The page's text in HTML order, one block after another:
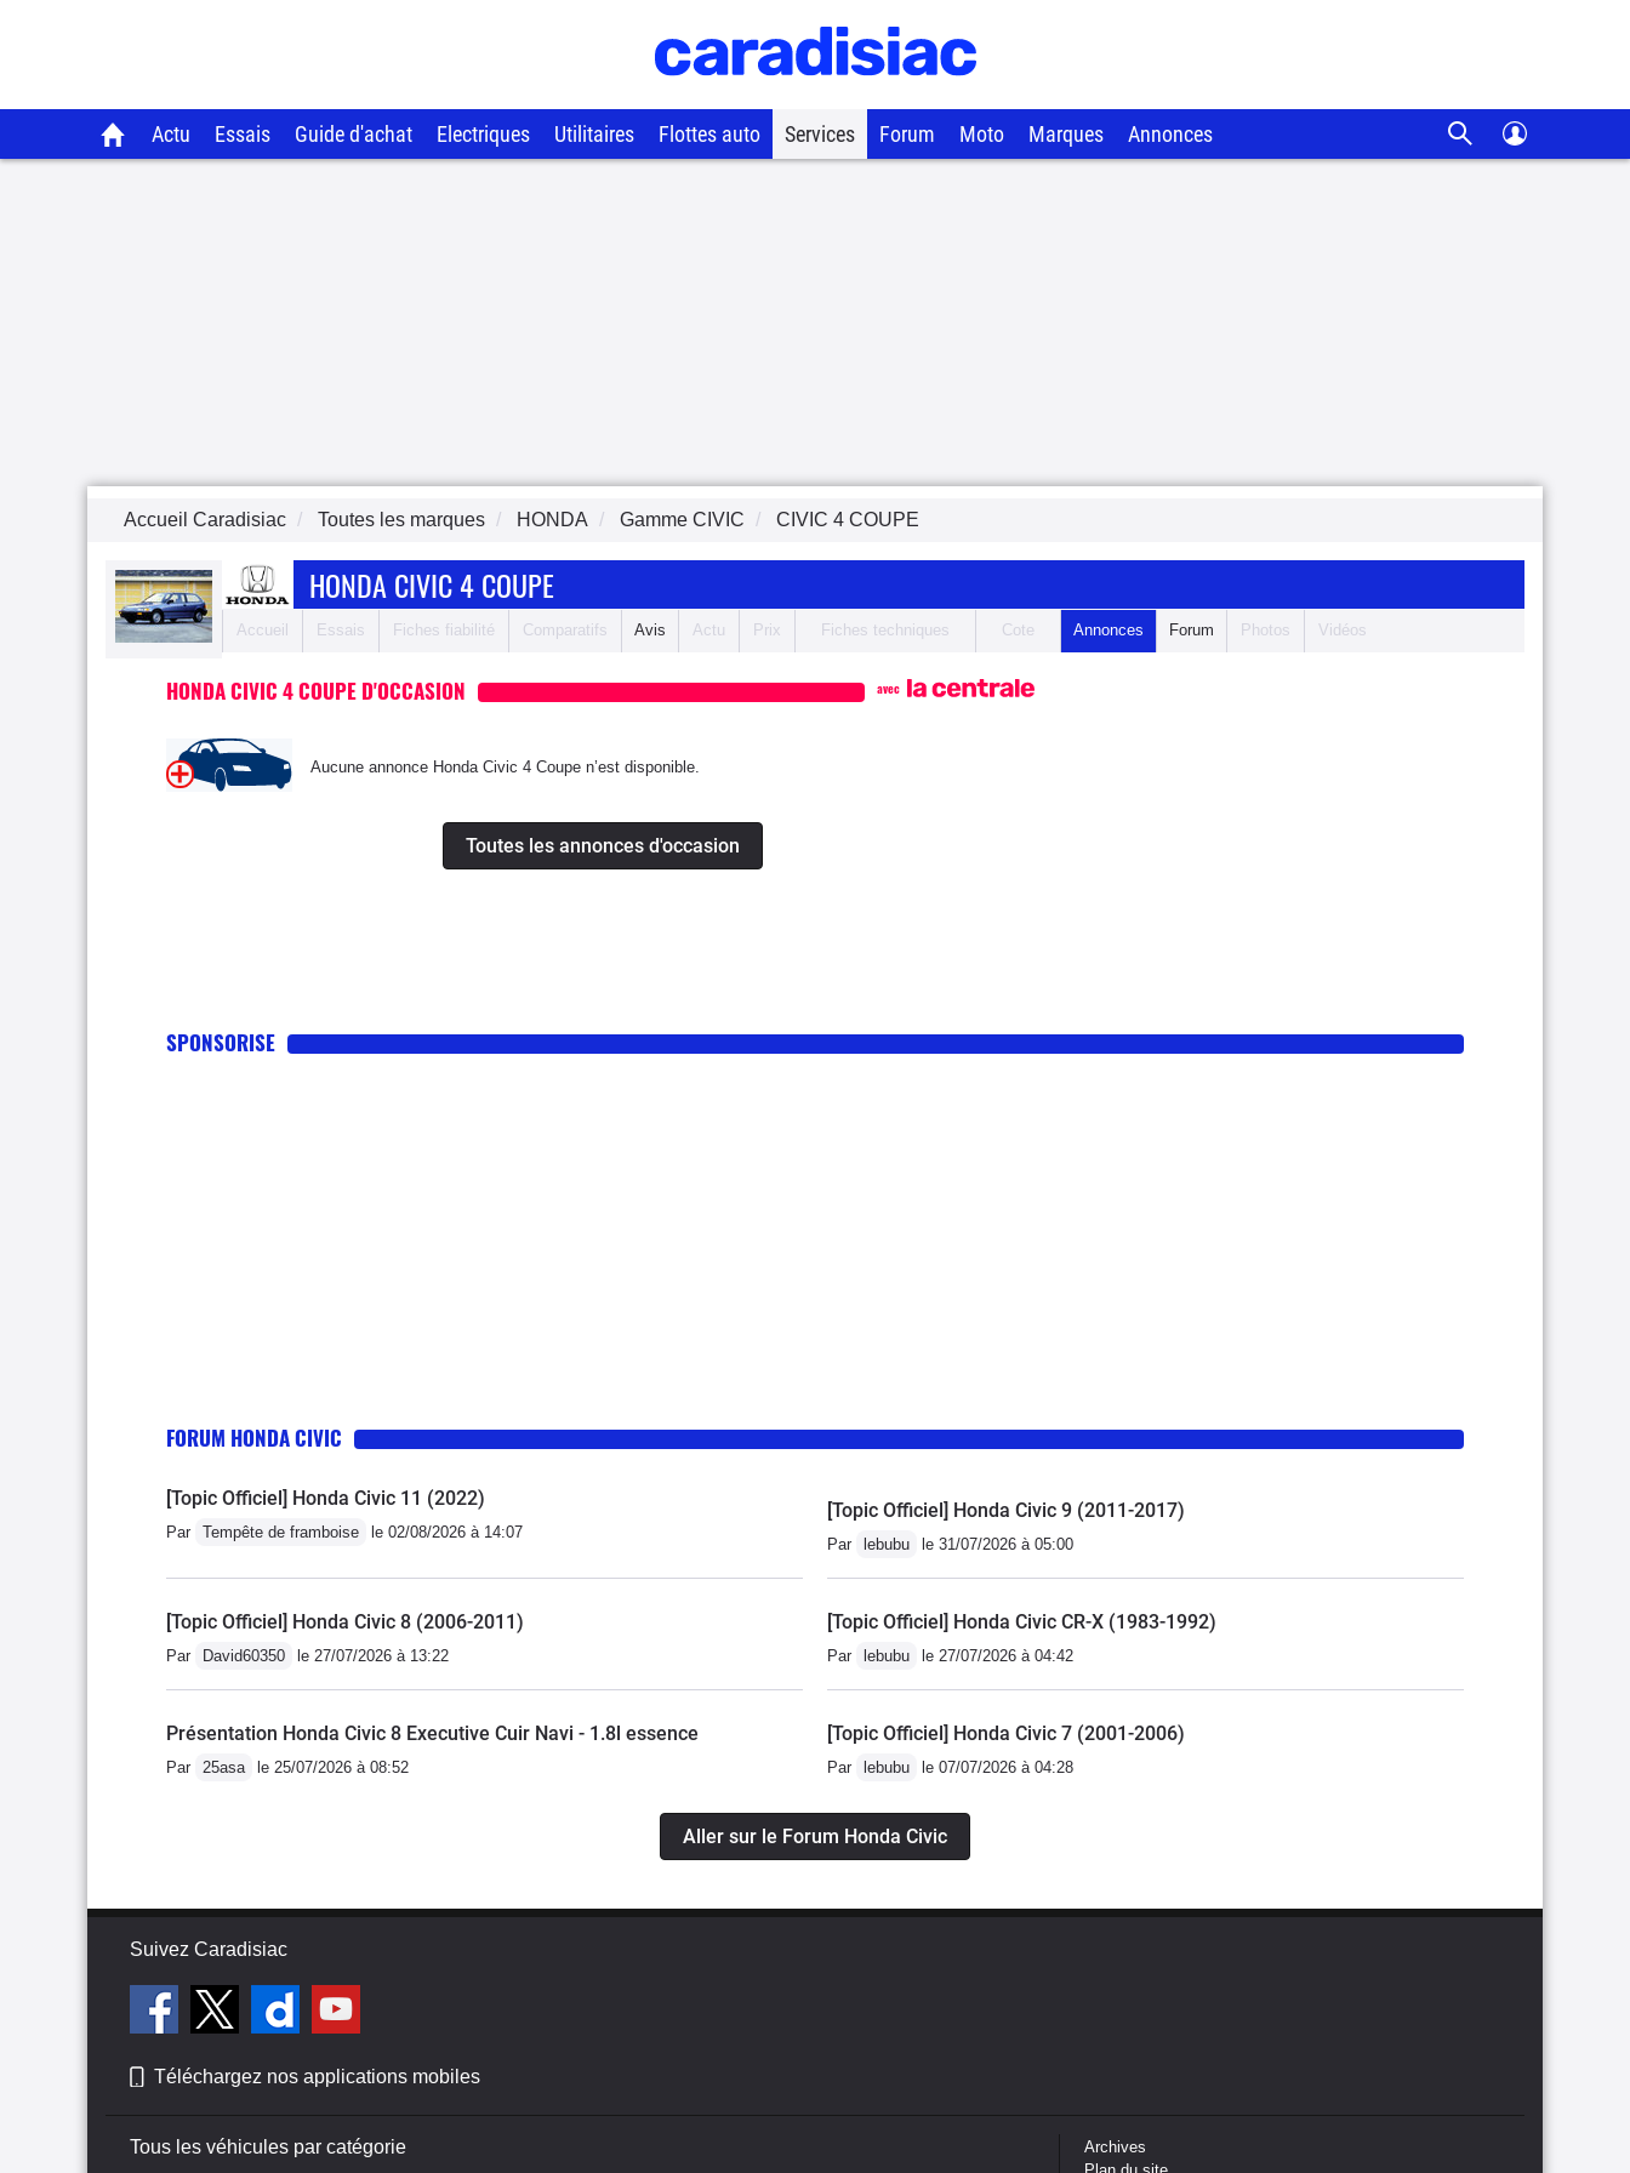
Actu Essais Guide d'achat Electriques Utilitaires Flottes auto Services Forum Moto Marques Annonces
Accueil Caradisiac Toutes les marques HONDA Gamme CIVIC CIVIC 4 COUPE
HONDA CIVIC 4 COUPE
Accueil Essais Fiches fiabilité Comparatifs Avis Actu Prix Fiches techniques Cote Annonces Forum Photos Vidéos
HONDA CIVIC 4 COUPE D'OCCASION avec
Aucune annonce Honda Civic 4 Coupe n’est disponible.
Toutes les annonces d'occasion
SPONSORISE
FORUM HONDA CIVIC
[Topic Officiel] Honda Civic 11 (2022)
Par Tempête de framboise le 02/08/2026 à 14:07
[Topic Officiel] Honda Civic 9 (2011-2017)
Par lebubu le 31/07/2026 à 05:00
[Topic Officiel] Honda Civic 8 (2006-2011)
Par David60350 le 27/07/2026 à 13:22
[Topic Officiel] Honda Civic CR-X (1983-1992)
Par lebubu le 27/07/2026 à 04:42
Présentation Honda Civic 8 Executive Cuir Navi - 1.8l essence
Par 25asa le 25/07/2026 à 08:52
[Topic Officiel] Honda Civic 7 (2001-2006)
Par lebubu le 07/07/2026 à 04:28
Aller sur le Forum Honda Civic
Suivez Caradisiac
Téléchargez nos applications mobiles
Tous les véhicules par catégorie
Archives